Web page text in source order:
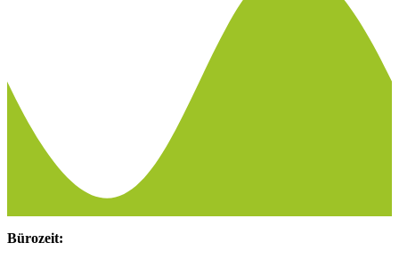
Bürozeit: